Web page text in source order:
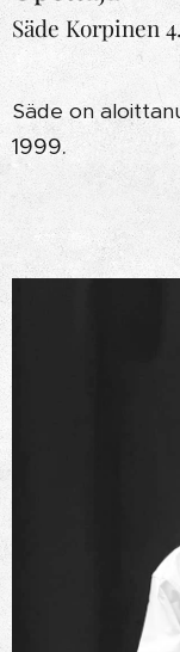
Säde Korpinen
Säde on
1999.